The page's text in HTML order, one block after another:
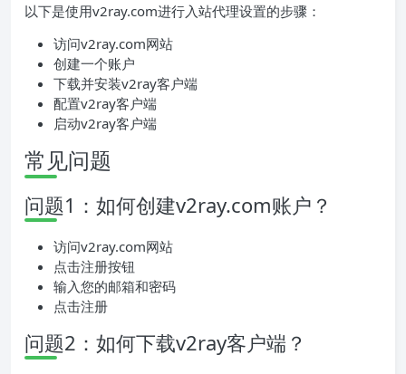
以下是使用v2ray.com进行入站代理设置的步骤：
访问v2ray.com网站
创建一个账户
下载并安装v2ray客户端
配置v2ray客户端
启动v2ray客户端
常见问题
问题1：如何创建v2ray.com账户？
访问v2ray.com网站
点击注册按钮
输入您的邮箱和密码
点击注册
问题2：如何下载v2ray客户端？